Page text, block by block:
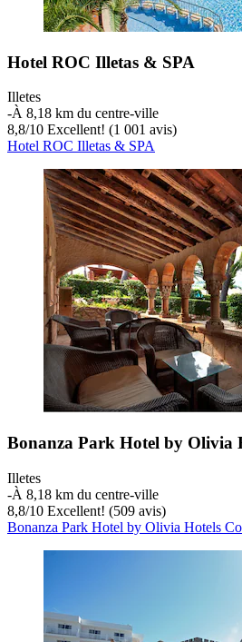
Hotel ROC Illetas & SPA
Illetes
‐À 8,18 km du centre-ville
8,8/10 Excellent! (1 001 avis)
Hotel ROC Illetas & SPA
Bonanza Park Hotel by Olivia
Illetes
‐À 8,18 km du centre-ville
8,8/10 Excellent! (509 avis)
Bonanza Park Hotel by Olivia Hotels